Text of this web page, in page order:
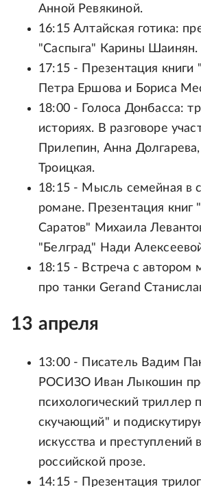
Анной Ревякиной.
16:15 Алтайская готика:
"Саспыга" Карины Шаинян.
17:15 - Презентация книги
Петра Ершова и Бориса
18:00 - Голоса Донбасса:
историях. В разговоре
Прилепин, Анна
Троицкая.
18:15 - Мысль семейная в
романе. Презентация
Саратов" Михаила
"Белград" Нади
18:15 - Встреча с автором
про танки Gerand
13 апреля
13:00 - Писатель Вадим
РОСИЗО Иван Лыкошин
психологический триллер
скучающий" и
искусства и преступлений
российской прозе.
14:15 - Презентация